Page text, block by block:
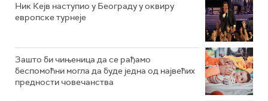
Ник Кејв наступио у Београду у оквиру
европске турнеје
Зашто би чињеница да се рађамо
беспомоћни могла да буде једна од највећих
предности човечанства